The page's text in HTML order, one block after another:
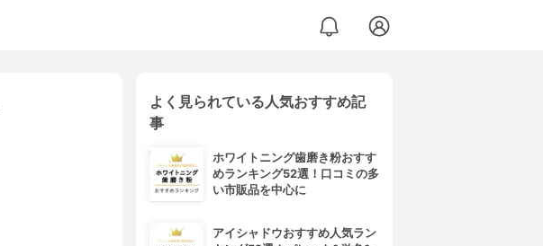
よく見られている人気おすすめ記
事
ホワイトニング歯磨き粉おすす
めランキング52選！口コミの多
い市販品を中心に
アイシャドウおすすめ人気ラン